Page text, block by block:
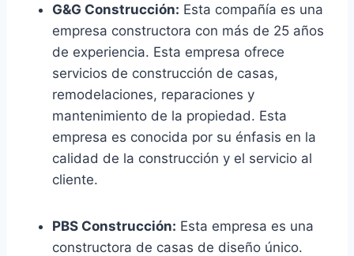
G&G Construcción: Esta compañía es una
empresa constructora con más de 25 años
de experiencia. Esta empresa ofrece
servicios de construcción de casas,
remodelaciones, reparaciones y
mantenimiento de la propiedad. Esta
empresa es conocida por su énfasis en la
calidad de la construcción y el servicio al
cliente.
PBS Construcción: Esta empresa es una
constructora de casas de diseño único.